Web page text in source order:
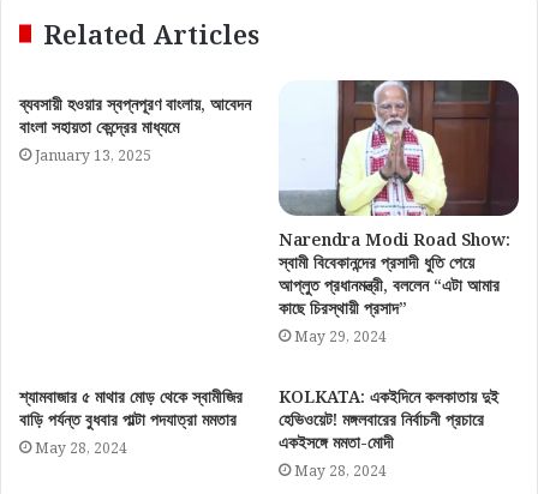
Related Articles
ব্যবসায়ী হওয়ার স্বপ্নপূরণ বাংলায়, আবেদন
বাংলা সহায়তা কেন্দ্রের মাধ্যমে
January 13, 2025
Narendra Modi Road Show:
স্বামী বিবেকানন্দের প্রসাদী ধুতি পেয়ে
আপ্লুত প্রধানমন্ত্রী, বললেন “এটা আমার
কাছে চিরস্থায়ী প্রসাদ”
May 29, 2024
শ্যামবাজার ৫ মাথার মোড় থেকে স্বামীজির
বাড়ি পর্যন্ত বুধবার পাল্টা পদযাত্রা মমতার
May 28, 2024
KOLKATA: একইদিনে কলকাতায় দুই
হেভিওয়েট! মঙ্গলবারের নির্বাচনী প্রচারে
একইসঙ্গে মমতা-মোদী
May 28, 2024